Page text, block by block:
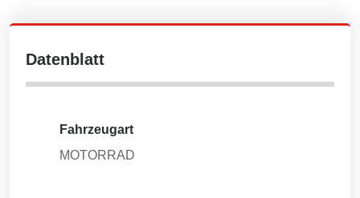
Datenblatt
Fahrzeugart
MOTORRAD